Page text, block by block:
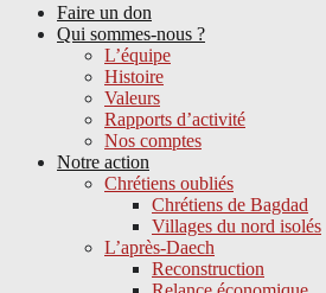
Faire un don
Qui sommes-nous ?
L’équipe
Histoire
Valeurs
Rapports d’activité
Nos comptes
Notre action
Chrétiens oubliés
Chrétiens de Bagdad
Villages du nord isolés
L’après-Daech
Reconstruction